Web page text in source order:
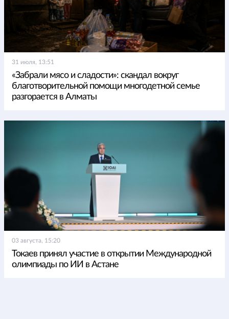
31 июля, 13:51
«Забрали мясо и сладости»: скандал вокруг
благотворительной помощи многодетной семье
разгорается в Алматы
03 августа, 15:20
Токаев принял участие в открытии Международной
олимпиады по ИИ в Астане